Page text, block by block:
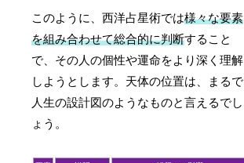
このように、西洋占星術では様々な要素
を組み合わせて総合的に判断すること
で、その人の個性や運命をより深く理解
しようとします。天体の位置は、まるで
人生の設計図のようなものと言えるでし
ょう。